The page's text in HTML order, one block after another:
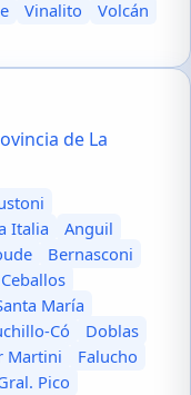
Vinalito
Volcán
de La
Italia
Anguil
Bernasconi
Ceballos
María
Có
Doblas
Martini
Falucho
Pico